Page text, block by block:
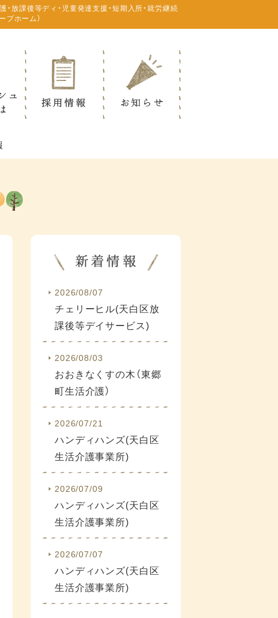
課後等ディ・児童発達支援・短期入所・就労継続
ホーム）
2026/08/07
チェリーヒル(天白区放
課後等デイサービス)
2026/08/03
おおきなくすの木（東郷
町生活介護）
2026/07/21
ハンディハンズ(天白区
生活介護事業所)
2026/07/09
ハンディハンズ(天白区
生活介護事業所)
2026/07/07
ハンディハンズ(天白区
生活介護事業所)